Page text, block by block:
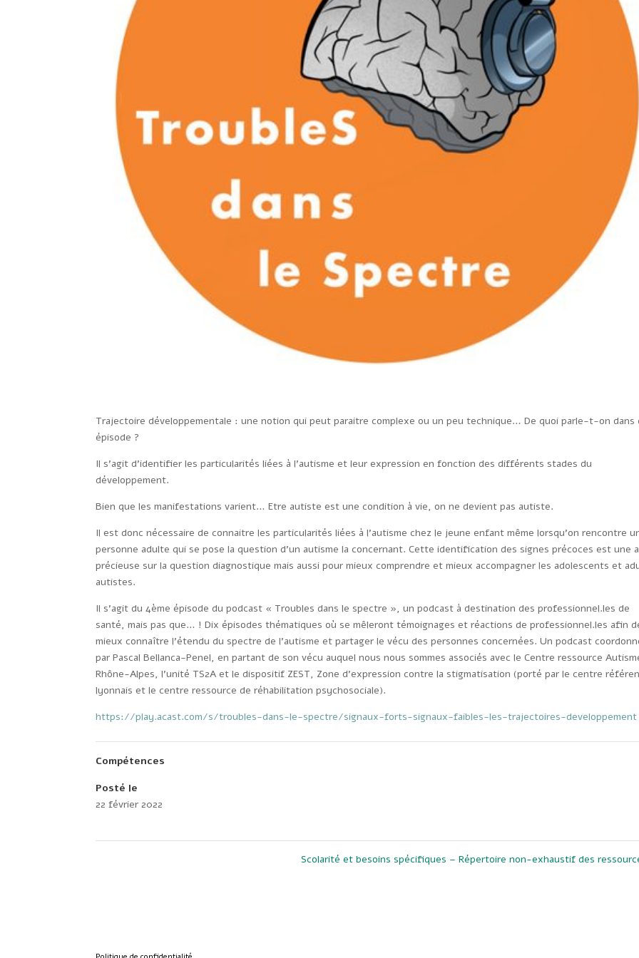
Trajectoire développementale : une notion qui peut paraitre complexe ou un peu technique… De quoi parle-t-on dans
épisode ?
Il s’agit d’identifier les particularités liées à l’autisme et leur expression en fonction des différents stades du
développement.
Bien que les manifestations varient… Etre autiste est une condition à vie, on ne devient pas autiste.
Il est donc nécessaire de connaitre les particularités liées à l’autisme chez le jeune enfant même lorsqu’on rencontre
personne adulte qui se pose la question d’un autisme la concernant. Cette identification des signes précoces est une
précieuse sur la question diagnostique mais aussi pour mieux comprendre et mieux accompagner les adolescents et
autistes.
Il s’agit du 4ème épisode du podcast « Troubles dans le spectre », un podcast à destination des professionnel.les de
santé, mais pas que… ! Dix épisodes thématiques où se mêleront témoignages et réactions de professionnel.les afin
mieux connaître l’étendu du spectre de l’autisme et partager le vécu des personnes concernées. Un podcast
par Pascal Bellanca-Penel, en partant de son vécu auquel nous nous sommes associés avec le Centre ressource
Rhône-Alpes, l’unité TS2A et le dispositif ZEST, Zone d’expression contre la stigmatisation (porté par le centre
lyonnais et le centre ressource de réhabilitation psychosociale).
https://play.acast.com/s/troubles-dans-le-spectre/signaux-forts-signaux-faibles-les-trajectoires-developpement
Compétences
Posté le
22 février 2022
Scolarité et besoins spécifiques – Répertoire non-exhaustif des